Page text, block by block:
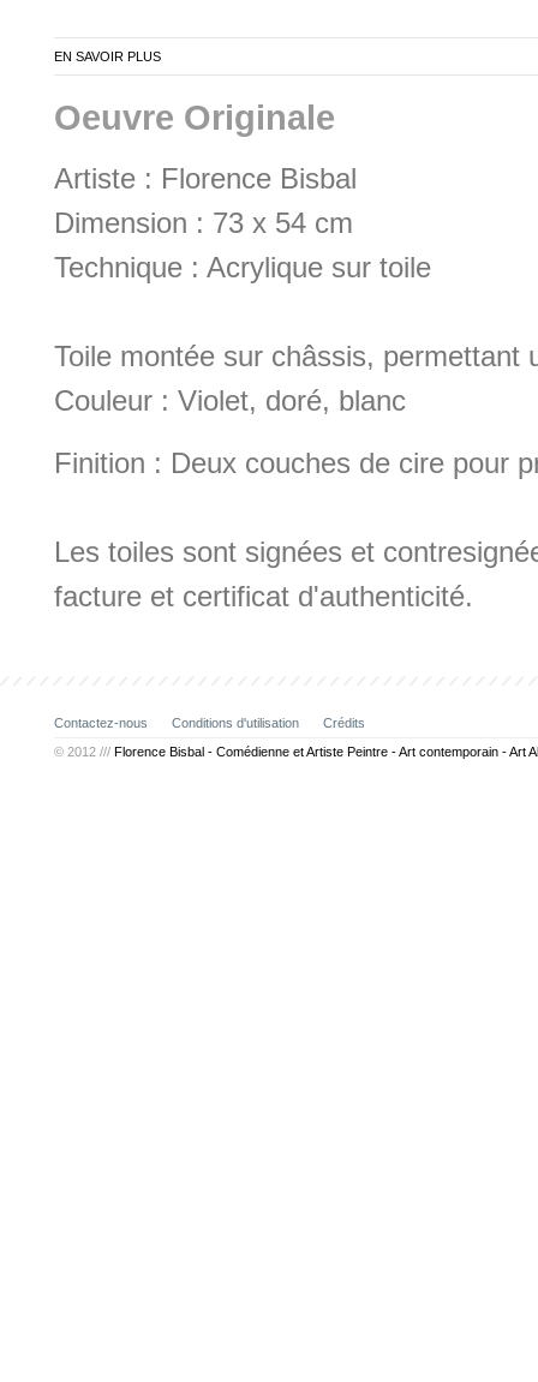
EN SAVOIR PLUS
Oeuvre Originale
Artiste : Florence Bisbal
Dimension : 73 x 54 cm
Technique : Acrylique sur toile
Toile montée sur châssis,
Couleur : Violet, doré, blanc
Finition : Deux couches de cire pour
Les toiles sont signées et
facture et certificat d'authenticité.
Contactez-nous Conditions d'utilisation
Crédits
© 2012 /// Florence Bisbal - Comédienne et Artiste Peintre - Art contemporain - Art